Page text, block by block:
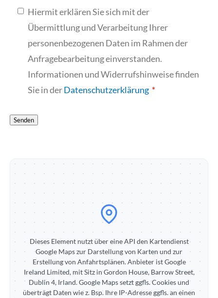
Hiermit erklären Sie sich mit der
Übermittlung und Verarbeitung Ihrer
personenbezogenen Daten im Rahmen der
Anfragebearbeitung einverstanden.
Informationen und Widerrufshinweise finden
Sie in derDatenschutzerklärung
Senden
Dieses Element nutzt über eine API den Kartendienst
Google Maps zur Darstellung von Karten und zur
Erstellung von Anfahrtsplänen. Anbieter ist Google
Ireland Limited, mit Sitz in Gordon House, Barrow Street,
Dublin 4, Irland. Google Maps setzt ggfls. Cookies und
überträgt Daten wie z. Bsp. Ihre IP-Adresse ggfls. an einen